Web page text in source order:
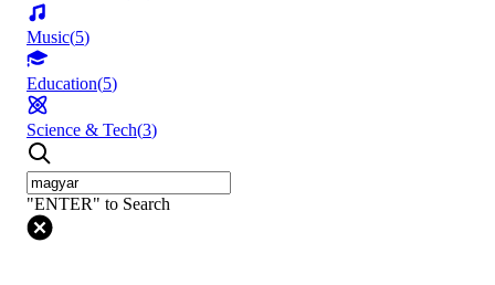
Music(5)
Education(5)
Science & Tech(3)
"ENTER" to Search